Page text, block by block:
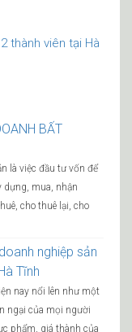
thành viên tại Hà
BẤT
là việc đầu tư vốn để
dựng, mua, nhận
cho thuê lại, cho
nghiệp sản
Tĩnh
nay nổi lên như một
ngại của mọi người
phẩm, giá thành của